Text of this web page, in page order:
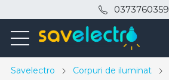
0373760359
Savelectro Corpuri de iluminat